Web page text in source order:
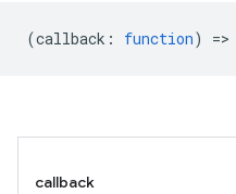
(callback : function)
callback